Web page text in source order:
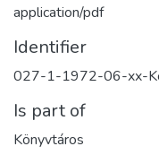
application/pdf
Identifier
027-1-1972-06-xx-
Is part of
Könyvtáros